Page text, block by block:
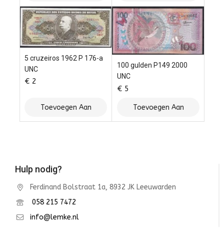
Winkelwagen
Winkelwagen
5 cruzeiros 1962 P 176-a
UNC
€ 2
Toevoegen Aan
Winkelwagen
100 gulden P149 2000
UNC
€ 5
Toevoegen Aan
Winkelwagen
Hulp nodig?
Ferdinand Bolstraat 1a, 8932 JK Leeuwarden
058 215 7472
info@lemke.nl